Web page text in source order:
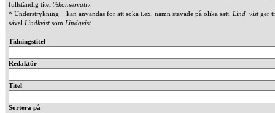
fullständig titel %konservativ
* Understrykning _ kan användas för att söka t.ex. namn stavade på olika sätt. Lind_vistger
såväl Lindkvistsom Lindqvist.
Tidningstitel
Redaktör
Titel
Sortera på